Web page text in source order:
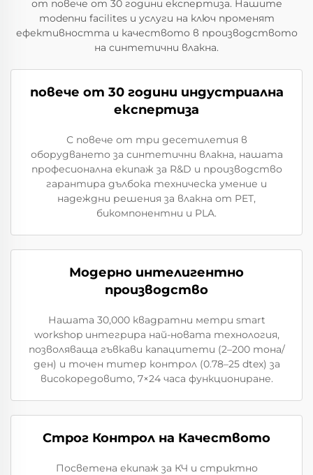
от повече от 30 години експертиза. Нашите
modenни facilites и услуги на ключ променят
ефективността и качеството в производството
на синтетични влакна.
повече от 30 години индустриална
експертиза
С повече от три десетилетия в
оборудването за синтетични влакна, нашата
професионална екипаж за R&D и производство
гарантира дълбока техническа умение и
надеждни решения за влакна от PET,
бикомпонентни и PLA.
Модерно интелигентно
производство
Нашата 30,000 квадратни метри smart
workshop интегрира най-новата технология,
позволяваща гъвкави капацитети (2–200 тона/
ден) и точен титер контрол (0.78–25 dtex) за
високоредовито, 7×24 часа функциониране.
Строг Контрол на Качеството
Посветена екипаж за КЧ и стриктно